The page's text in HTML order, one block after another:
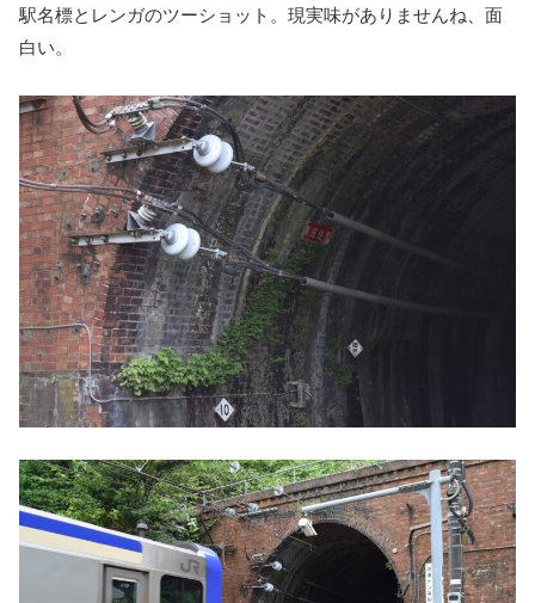
駅名標とレンガのツーショット。現実味がありませんね、面
白い。